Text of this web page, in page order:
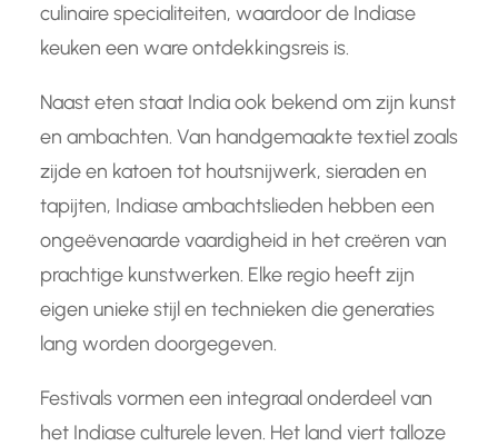
culinaire specialiteiten, waardoor de Indiase
keuken een ware ontdekkingsreis is.
Naast eten staat India ook bekend om zijn kunst
en ambachten. Van handgemaakte textiel zoals
zijde en katoen tot houtsnijwerk, sieraden en
tapijten, Indiase ambachtslieden hebben een
ongeëvenaarde vaardigheid in het creëren van
prachtige kunstwerken. Elke regio heeft zijn
eigen unieke stijl en technieken die generaties
lang worden doorgegeven.
Festivals vormen een integraal onderdeel van
het Indiase culturele leven. Het land viert talloze